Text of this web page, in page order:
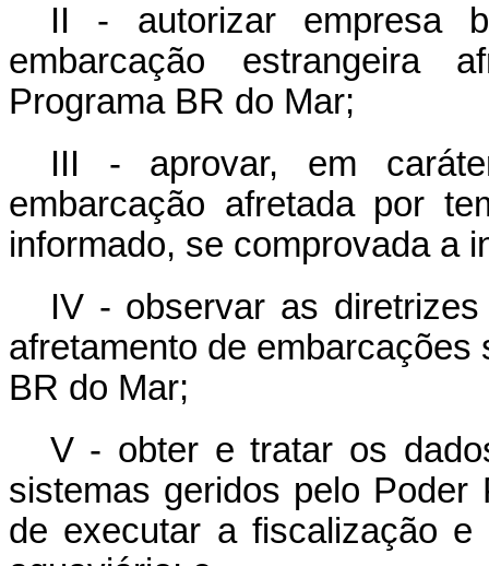
II - autorizar empresa
embarcação estrangeira
Programa BR do Mar;
III - aprovar, em
embarcação afretada por
informado, se comprovada a
IV - observar as
afretamento de
BR do Mar;
V - obter e tratar os
sistemas geridos pelo
de executar a fiscalização